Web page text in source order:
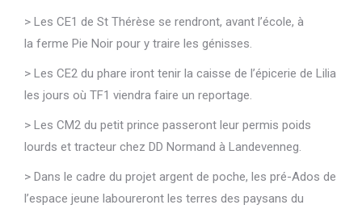
> Les CE1 de St Thérèse se rendront, avant l’école, à
la ferme Pie Noir pour y traire les génisses.
> Les CE2 du phare iront tenir la caisse de l’épicerie de Lilia
les jours où TF1 viendra faire un reportage.
> Les CM2 du petit prince passeront leur permis poids
lourds et tracteur chez DD Normand à Landevenneg.
> Dans le cadre du projet argent de poche, les pré-Ados de
l’espace jeune laboureront les terres des paysans du